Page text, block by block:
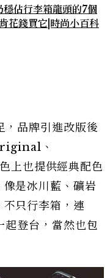
佔行李箱龍頭的7個
花錢買它|時尚小百科
品牌引進改版後
、
也提供經典配色
是冰川藍、礦岩
只行李箱，連
登台，當然也包